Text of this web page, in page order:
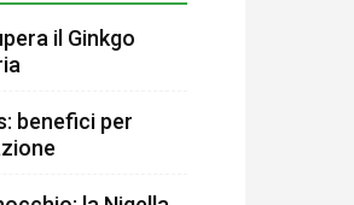
il Ginkgo
benefici per